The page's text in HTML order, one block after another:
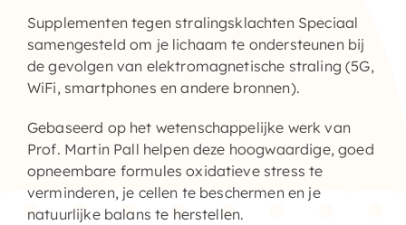
Supplementen shop
Straling:
Onderwerpen:
Ziekteverzuim in bedrijven
Supplementen tegen stralingsklachten Speciaal
samengesteld om je lichaam te ondersteunen bij
de gevolgen van elektromagnetische straling (5G,
WiFi, smartphones en andere bronnen).
Gebaseerd op het wetenschappelijke werk van
Prof. Martin Pall helpen deze hoogwaardige, goed
opneembare formules oxidatieve stress te
verminderen, je cellen te beschermen en je
natuurlijke balans te herstellen.